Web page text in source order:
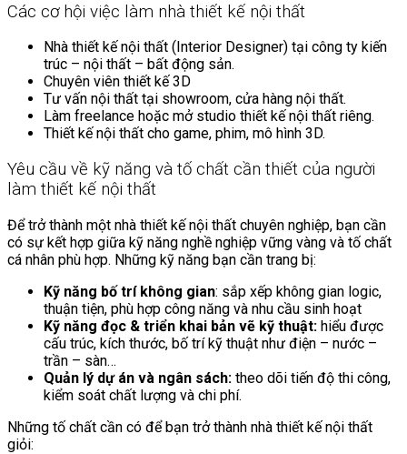
Các cơ hội việc làm nhà thiết kế nội thất
Nhà thiết kế nội thất (Interior Designer) tại công ty kiến
trúc – nội thất – bất động sản.
Chuyên viên thiết kế 3D
Tư vấn nội thất tại showroom, cửa hàng nội thất.
Làm freelance hoặc mở studio thiết kế nội thất riêng.
Thiết kế nội thất cho game, phim, mô hình 3D.
Yêu cầu về kỹ năng và tố chất cần thiết của người
làm thiết kế nội thất
Để trở thành một nhà thiết kế nội thất chuyên nghiệp, bạn cần
có sự kết hợp giữa kỹ năng nghề nghiệp vững vàng và tố chất
cá nhân phù hợp. Những kỹ năng bạn cần trang bị:
Kỹ năng bố trí không gian: sắp xếp không gian logic,
thuận tiện, phù hợp công năng và nhu cầu sinh hoạt
Kỹ năng đọc & triển khai bản vẽ kỹ thuật: hiểu được
cấu trúc, kích thước, bố trí kỹ thuật như điện – nước –
trần – sàn…
Quản lý dự án và ngân sách: theo dõi tiến độ thi công,
kiểm soát chất lượng và chi phí.
Những tố chất cần có để bạn trở thành nhà thiết kế nội thất
giỏi: